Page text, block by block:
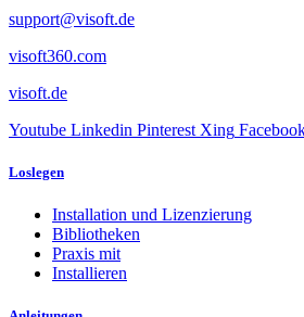
support@visoft.de
visoft360.com
visoft.de
Youtube Linkedin Pinterest Xing
Loslegen
Installation und Lizenzierung
Bibliotheken
Praxis mit
Installieren